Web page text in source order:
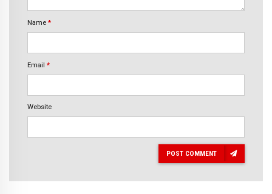
Name *
Email *
Website
POST COMMENT